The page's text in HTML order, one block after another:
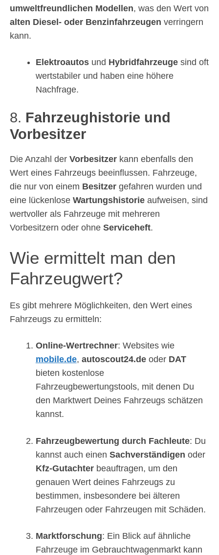
umweltfreundlichen Modellen, was den Wert von
alten Diesel- oder Benzinfahrzeugen verringern
kann.
Elektroautosund Hybridfahrzeugesind oft
wertstabiler und haben eine höhere
Nachfrage.
8. Fahrzeughistorie und
Vorbesitzer
Die Anzahl der Vorbesitzer kann ebenfalls den
Wert eines Fahrzeugs beeinflussen. Fahrzeuge,
die nur von einem Besitzer gefahren wurden und
eine lückenlose Wartungshistorie aufweisen, sind
wertvoller als Fahrzeuge mit mehreren
Vorbesitzern oder ohne Serviceheft.
Wie ermittelt man den
Fahrzeugwert?
Es gibt mehrere Möglichkeiten, den Wert eines
Fahrzeugs zu ermitteln:
Online-Wertrechner: Websites wie
mobile.de, autoscout24.deoder DAT
bieten kostenlose
Fahrzeugbewertungstools, mit denen Du
den Marktwert Deines Fahrzeugs schätzen
kannst.
Fahrzeugbewertung durch Fachleute: Du
kannst auch einen Sachverständigen oder
Kfz-Gutachterbeauftragen, um den
genauen Wert deines Fahrzeugs zu
bestimmen, insbesondere bei älteren
Fahrzeugen oder Fahrzeugen mit Schäden.
Marktforschung: Ein Blick auf ähnliche
Fahrzeuge im Gebrauchtwagenmarkt kann